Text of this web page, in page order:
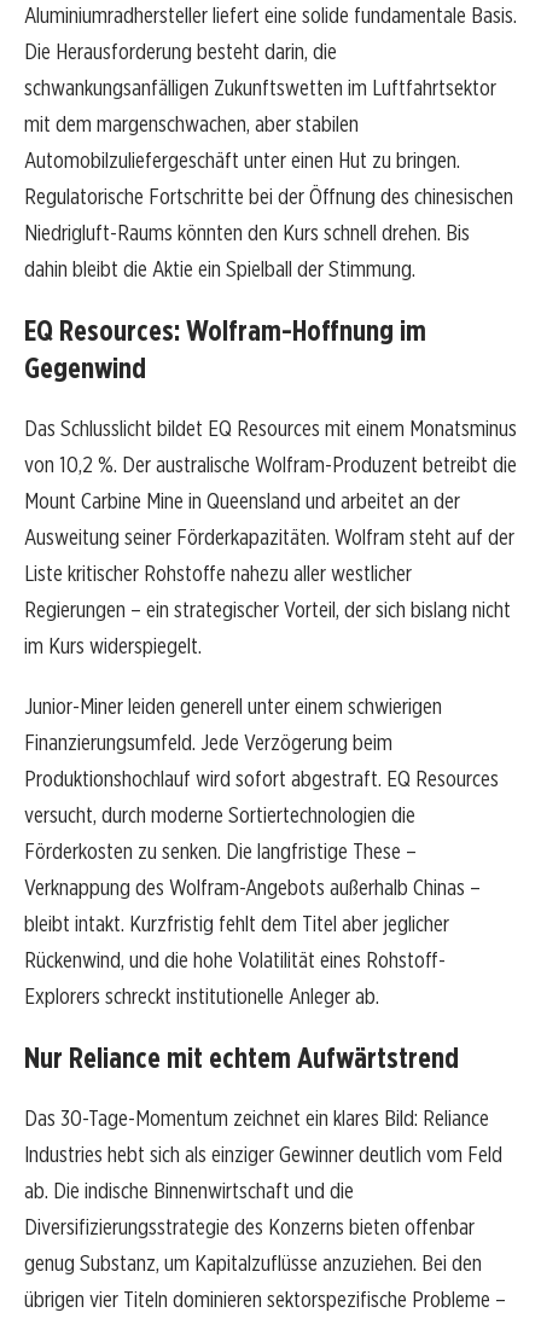
Aluminiumradhersteller liefert eine solide fundamentale Basis.
Die Herausforderung besteht darin, die
schwankungsanfälligen Zukunftswetten im Luftfahrtsektor
mit dem margenschwachen, aber stabilen
Automobilzuliefergeschäft unter einen Hut zu bringen.
Regulatorische Fortschritte bei der Öffnung des chinesischen
Niedrigluft-Raums könnten den Kurs schnell drehen. Bis
dahin bleibt die Aktie ein Spielball der Stimmung.
EQ Resources: Wolfram-Hoffnung im
Gegenwind
Das Schlusslicht bildet EQ Resources mit einem Monatsminus
von 10,2 %. Der australische Wolfram-Produzent betreibt die
Mount Carbine Mine in Queensland und arbeitet an der
Ausweitung seiner Förderkapazitäten. Wolfram steht auf der
Liste kritischer Rohstoffe nahezu aller westlicher
Regierungen – ein strategischer Vorteil, der sich bislang nicht
im Kurs widerspiegelt.
Junior-Miner leiden generell unter einem schwierigen
Finanzierungsumfeld. Jede Verzögerung beim
Produktionshochlauf wird sofort abgestraft. EQ Resources
versucht, durch moderne Sortiertechnologien die
Förderkosten zu senken. Die langfristige These –
Verknappung des Wolfram-Angebots außerhalb Chinas –
bleibt intakt. Kurzfristig fehlt dem Titel aber jeglicher
Rückenwind, und die hohe Volatilität eines Rohstoff-
Explorers schreckt institutionelle Anleger ab.
Nur Reliance mit echtem Aufwärtstrend
Das 30-Tage-Momentum zeichnet ein klares Bild: Reliance
Industries hebt sich als einziger Gewinner deutlich vom Feld
ab. Die indische Binnenwirtschaft und die
Diversifizierungsstrategie des Konzerns bieten offenbar
genug Substanz, um Kapitalzuflüsse anzuziehen. Bei den
übrigen vier Titeln dominieren sektorspezifische Probleme –